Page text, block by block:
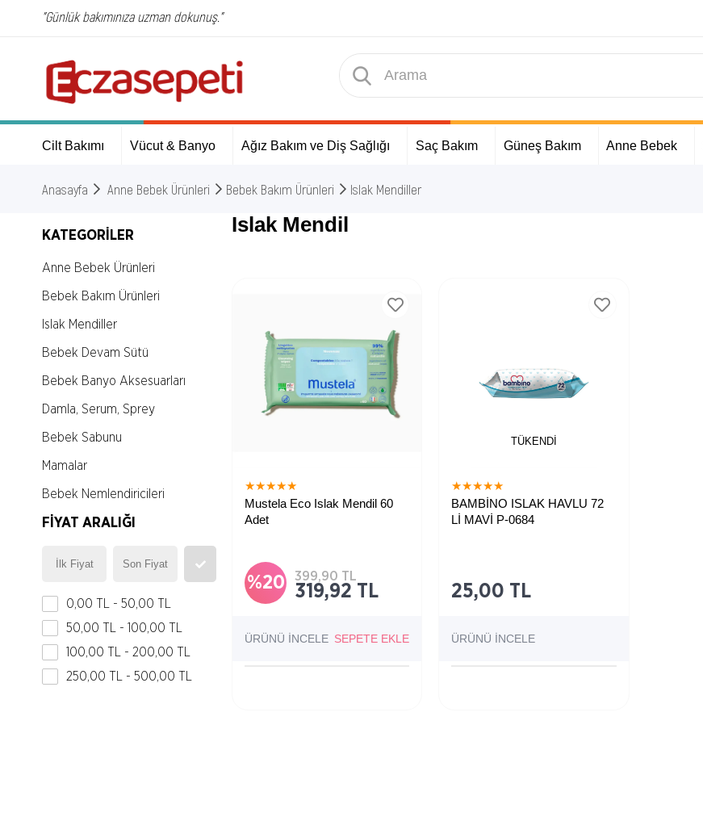
"Günlük bakımınıza uzman dokunuş."
Cilt Bakımı Vücut & Banyo Ağız Bakım ve Diş Sağlığı Saç Bakım Güneş Bakım Anne Bebek
Anasayfa Anne Bebek Ürünleri Bebek Bakım Ürünleri Islak Mendiller
KATEGORILER
Anne Bebek Ürünleri
Bebek Bakım Ürünleri
Islak Mendiller
Bebek Devam Sütü
Bebek Banyo Aksesuarları
Damla, Serum, Sprey
Bebek Sabunu
Mamalar
Bebek Nemlendiricileri
Bebek Saç ve Vücut Şampuanı
Bebek Temizleme Ürünleri
Bebek Ağız ve Burun Sağlığı
Emzik & Biberon
FIYAT ARALIĞI
0,00 TL - 50,00 TL
50,00 TL - 100,00 TL
100,00 TL - 200,00 TL
250,00 TL - 500,00 TL
Islak Mendil
★★★★★
Mustela Eco Islak Mendil 60
Adet
%20 319,92 TL
399,90 TL
ÜRÜNÜ İNCELE SEPETE EKLE
TÜKENDI
★★★★★
BAMBİNO ISLAK HAVLU 72
Lİ MAVİ P-0684
25,00 TL
ÜRÜNÜ İNCELE